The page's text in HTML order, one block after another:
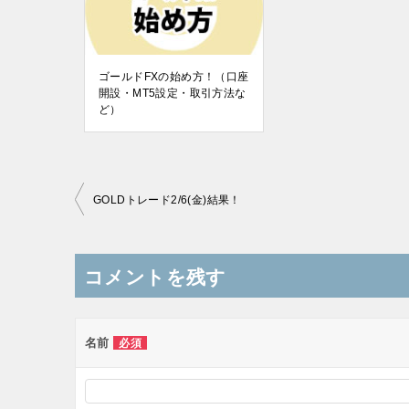
ゴールドFXの始め方！（口座
開設・MT5設定・取引方法な
ど）
投
ナ
ビ
ー
ョ
GOLDトレード2/6(金)結果！
コメントを残す
名前 必須